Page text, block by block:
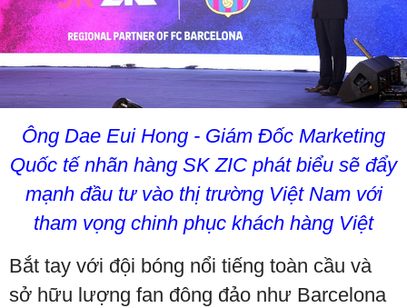
Ông Dae Eui Hong - Giám Đốc Marketing
Quốc tế nhãn hàng SK ZIC phát biểu sẽ đẩy
mạnh đầu tư vào thị trường Việt Nam với
tham vọng chinh phục khách hàng Việt
Bắt tay với đội bóng nổi tiếng toàn cầu và
sở hữu lượng fan đông đảo như Barcelona